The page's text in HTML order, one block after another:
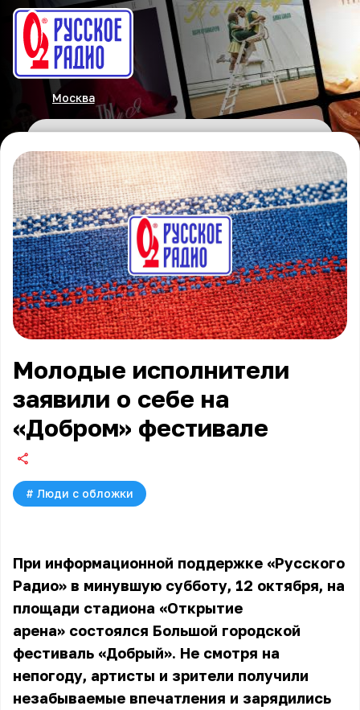
Москва
Молодые исполнители
заявили о себе на
«Добром» фестивале
# Люди с обложки
При информационной поддержке «Русского
Радио» в минувшую субботу, 12 октября, на
площади стадиона «Открытие
арена» состоялся Большой городской
фестиваль «Добрый». Не смотря на
непогоду, артисты и зрители получили
незабываемые впечатления и зарядились